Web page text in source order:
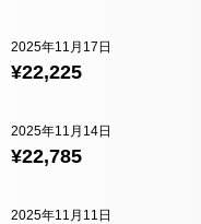
¥22,225
2025年11月17日
¥22,785
2025年11月14日
2025年11月11日